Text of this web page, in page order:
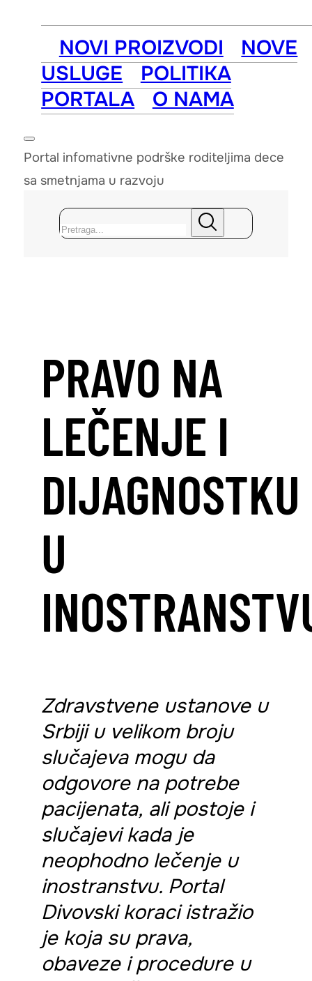
NOVI PROIZVODI
NOVE
USLUGE
POLITIKA
PORTALA
O NAMA
Portal infomativne podrške roditeljima dece
sa smetnjama u razvoju
Pretraga
PRAVO NA
LEČENJE I
DIJAGNOSTKU
U
Zdravstvene ustanove u
Srbiji u velikom broju
slučajeva mogu da
odgovore na potrebe
pacijenata, ali postoje i
slučajevi kada je
neophodno lečenje u
inostranstvu. Portal
Divovski koraci istražio
je koja su prava,
obaveze i procedure u